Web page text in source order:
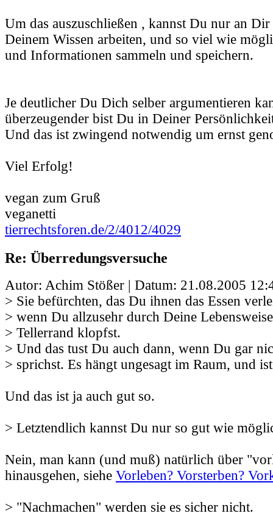
Um das auszuschließen , kannst Du nur an
Deinem Wissen arbeiten, und so viel wie
und Informationen sammeln und speichern.
Je deutlicher Du Dich selber argumentieren
überzeugender bist Du in Deiner
Und das ist zwingend notwendig um ernst
Viel Erfolg!
vegan zum Gruß
veganetti
tierrechtsforen.de/2/4012/4029
Re: Überredungsversuche
Autor: Achim Stößer | Datum: 21.08.2005
> Sie befürchten, das Du ihnen das Essen
> wenn Du allzusehr durch Deine
> Tellerrand klopfst.
> Und das tust Du auch dann, wenn Du gar
> sprichst. Es hängt ungesagt im Raum, und
Und das ist ja auch gut so.
> Letztendlich kannst Du nur so gut wie
Nein, man kann (und muß) natürlich über
hinausgehen, siehe Vorleben? Vorsterben?
> "Nachmachen" werden sie es sicher nicht.